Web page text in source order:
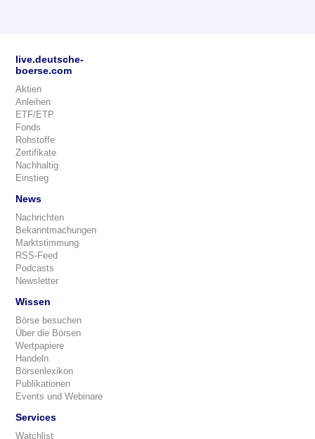
live.deutsche-
boerse.com
Aktien
Anleihen
ETF/ETP
Fonds
Rohstoffe
Zertifikate
Nachhaltig
Einstieg
News
Nachrichten
Bekanntmachungen
Marktstimmung
RSS-Feed
Podcasts
Newsletter
Wissen
Börse besuchen
Über die Börsen
Wertpapiere
Handeln
Börsenlexikon
Publikationen
Events und Webinare
Services
Watchlist